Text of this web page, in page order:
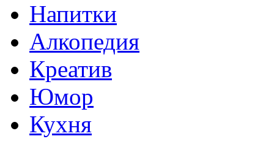
Напитки
Алкопедия
Креатив
Юмор
Кухня